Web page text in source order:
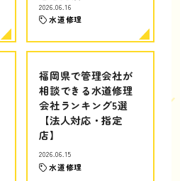
2026.06.16
水道修理
福岡県で管理会社が
相談できる水道修理
会社ランキング5選
【法人対応・指定
店】
2026.06.15
水道修理